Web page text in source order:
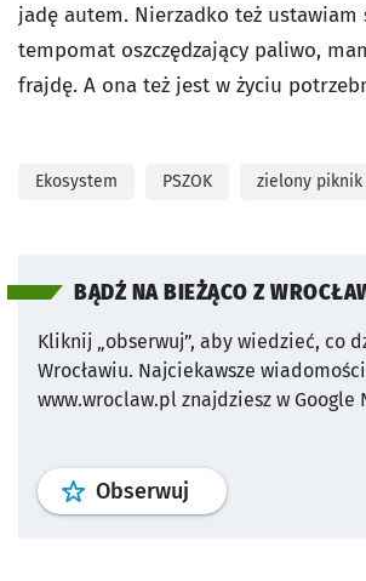
jadę autem. Nierzadko też ustawiam
tempomat oszczędzający paliwo,
frajdę. A ona też jest w życiu
Ekosystem PSZOK zielony piknik
BĄDŹ NA BIEŻĄCO Z
Kliknij „obserwuj”, aby wiedzieć, co
Wrocławiu. Najciekawsze
www.wroclaw.pl znajdziesz w Google
Obserwuj profil